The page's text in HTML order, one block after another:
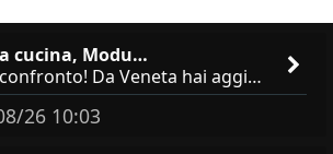
cucina, Modu…
Difficile fare un confronto! Da Veneta hai aggiunto i pensili a tutta altezza e una colonna dispensa da 30, che da soli
26 10:03